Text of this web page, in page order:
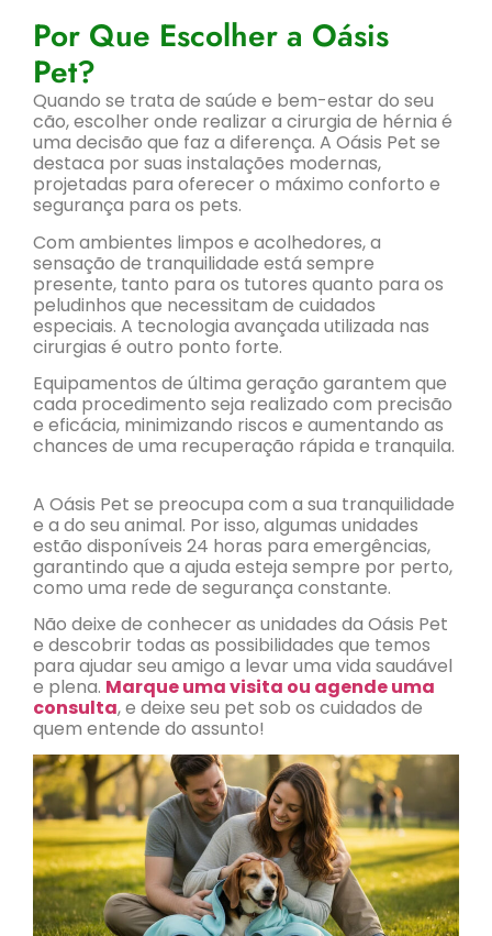
Por Que Escolher a Oásis
Pet?
Quando se trata de saúde e bem-estar do seu
cão, escolher onde realizar a cirurgia de hérnia é
uma decisão que faz a diferença. A Oásis Pet se
destaca por suas instalações modernas,
projetadas para oferecer o máximo conforto e
segurança para os pets.
Com ambientes limpos e acolhedores, a
sensação de tranquilidade está sempre
presente, tanto para os tutores quanto para os
peludinhos que necessitam de cuidados
especiais. A tecnologia avançada utilizada nas
cirurgias é outro ponto forte.
Equipamentos de última geração garantem que
cada procedimento seja realizado com precisão
e eficácia, minimizando riscos e aumentando as
chances de uma recuperação rápida e tranquila.
A Oásis Pet se preocupa com a sua tranquilidade
e a do seu animal. Por isso, algumas unidades
estão disponíveis 24 horas para emergências,
garantindo que a ajuda esteja sempre por perto,
como uma rede de segurança constante.
Não deixe de conhecer as unidades da Oásis Pet
e descobrir todas as possibilidades que temos
para ajudar seu amigo a levar uma vida saudável
e plena. Marque uma visita ou agende uma
consulta, e deixe seu pet sob os cuidados de
quem entende do assunto!